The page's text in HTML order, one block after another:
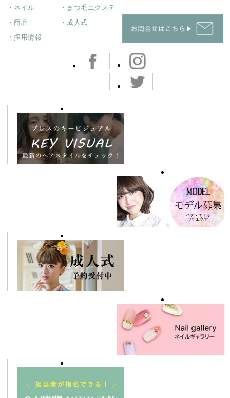
・ネイル ・まつ毛エクステ
・商品 ・成人式
・採用情報